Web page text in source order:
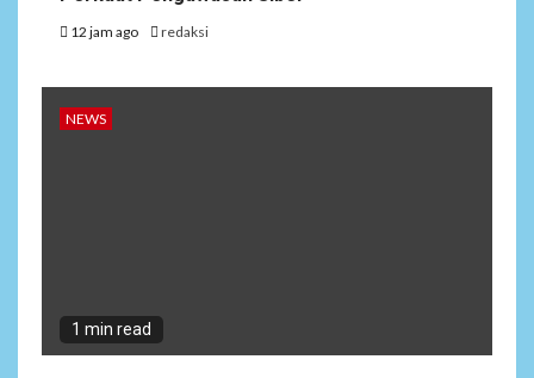
12 jam ago redaksi
NEWS
1 min read